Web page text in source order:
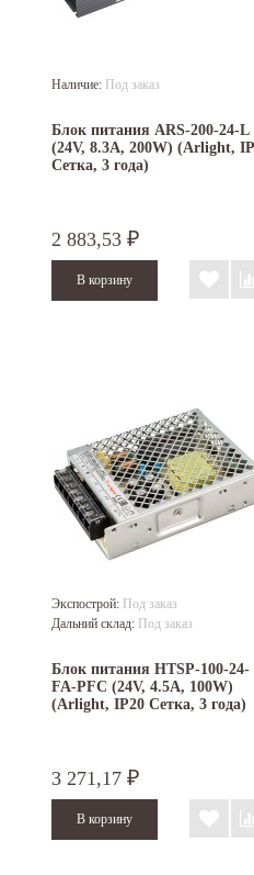
Наличие: Под заказ
Блок питания ARS-200-24-L
(24V, 8.3A, 200W) (Arlight,
Сетка, 3 года)
2 883,53 ₽
Экспострой: Под заказ
Дальний склад: Под заказ
Блок питания HTSP-100-24-
FA-PFC (24V, 4.5A, 100W)
(Arlight, IP20 Сетка, 3 года)
3 271,17 ₽